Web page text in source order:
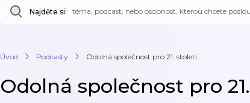
Najděte si:
Úvod Podcasty Odolná společnost pro 21. století
Odolná společnost pro